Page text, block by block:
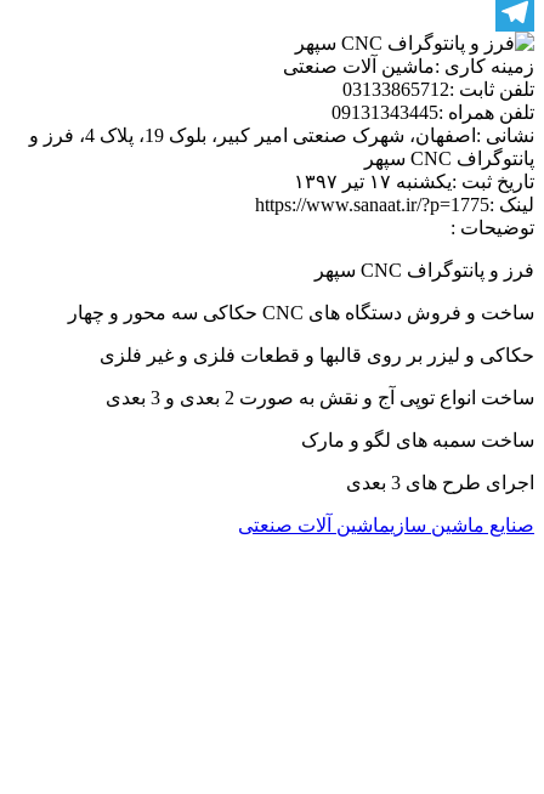
LinkedIn
Telegram
زمینه کاری :ماشین آلات صنعتی
تلفن ثابت :03133865712
تلفن همراه :09131343445
نشانی :
اصفهان، شهرک صنعتی امیر کبیر، بلوک 19، پلاک 4، فرز و
پانتوگراف CNC سپهر
تاریخ ثبت :یکشنبه ۱۷ تیر ۱۳۹۷
لینک :https://www.sanaat.ir/?p=1775
توضیحات :
فرز و پانتوگراف CNC سپهر
ساخت و فروش دستگاه های CNC حکاکی سه محور و چهار
حکاکی و لیزر بر روی قالبها و قطعات فلزی و غیر فلزی
ساخت انواع توپی آج و نقش به صورت 2 بعدی و 3 بعدی
ساخت سمبه های لگو و مارک
اجرای طرح های 3 بعدی
صنایع ماشین سازیماشین آلات صنعتی